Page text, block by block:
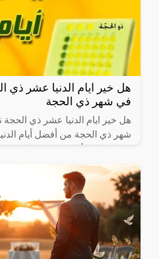
هل خير ايام الدنيا عشر ذي
في شهر ذي الحجة
هل خير ايام الدنيا عشر ذي الحجة
شهر ذي الحجة من أفضل أيام